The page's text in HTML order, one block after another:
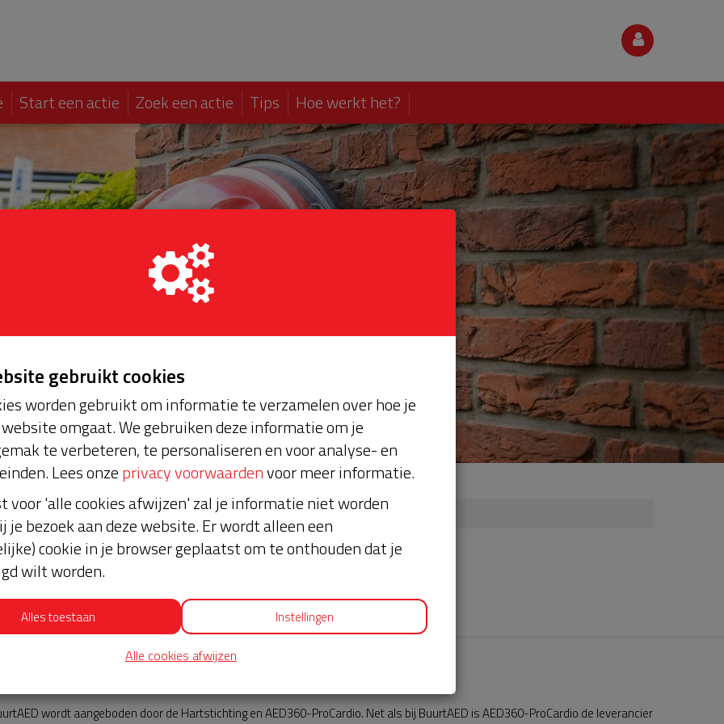
Start een actie Zoek een actie Tips Hoe werkt het?
Nieuws
wordt aangeboden door de Hartstichting en AED360-ProCardio. Net als bij BuurtAED is AED360-ProCardio de leverancier
gebruikt cookies
worden gebruikt om informatie te verzamelen over hoe je
omgaat. We gebruiken deze informatie om je
te verbeteren, te personaliseren en voor analyse- en
Lees onzeprivacy voorwaardenvoor meer informatie.
voor 'alle cookies afwijzen' zal je informatie niet worden
je bezoek aan deze website. Er wordt alleen een
cookie in je browser geplaatst om te onthouden dat je
wilt worden.
Alles toestaan Instellingen
Alle cookies afwijzen